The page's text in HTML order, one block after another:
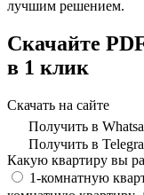
лучшим решением.
Скачайте
в 1 клик
Скачать на сайте
Получить в
Получить в
Какую квартиру вы
1-комнатную